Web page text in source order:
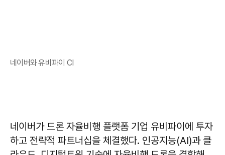
네이버와 유비파이 CI
네이버가 드론 자율비행 플랫폼 기업 유비파이에 투자
하고 전략적 파트너십을 체결했다. 인공지능(AI)과 클